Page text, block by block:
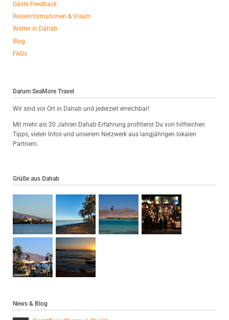
Gäste Feedback
Reiseinformationen & Visum
Wetter in Dahab
Blog
FAQs
Darum SeaMore Travel
Wir sind vor Ort in Dahab und jederzeit erreichbar!
Mit mehr als 20 Jahren Dahab Erfahrung profitierst Du von hilfreichen
Tipps, vielen Infos und unserem Netzwerk aus langjährigen lokalen
Partnern.
Grüße aus Dahab
News & Blog